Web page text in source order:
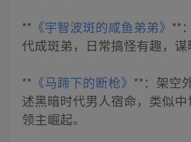
** 《宇智波斑的咸鱼弟弟》 **
代成斑弟，日常搞怪有趣，谋
** 《马蹄下的断枪》 **：架空
述黑暗时代男人宿命，类似中
领主崛起。